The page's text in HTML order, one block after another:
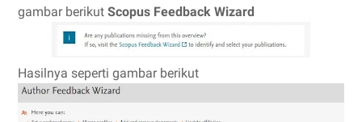
gambar berikut Scopus Feedback Wizard
Hasilnya seperti gambar berikut